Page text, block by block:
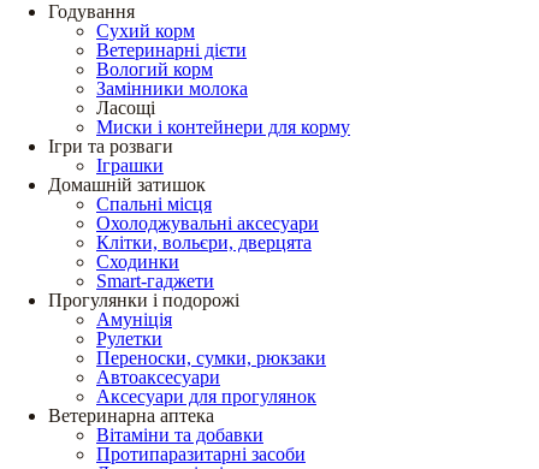
Годування
Сухий корм
Ветеринарні дієти
Вологий корм
Замінники молока
Ласощі
Миски і контейнери для корму
Ігри та розваги
Іграшки
Домашній затишок
Спальні місця
Охолоджувальні аксесуари
Клітки, вольєри, дверцята
Сходинки
Smart-гаджети
Прогулянки і подорожі
Амуніція
Рулетки
Переноски, сумки, рюкзаки
Автоаксесуари
Аксесуари для прогулянок
Ветеринарна аптека
Вітаміни та добавки
Протипаразитарні засоби